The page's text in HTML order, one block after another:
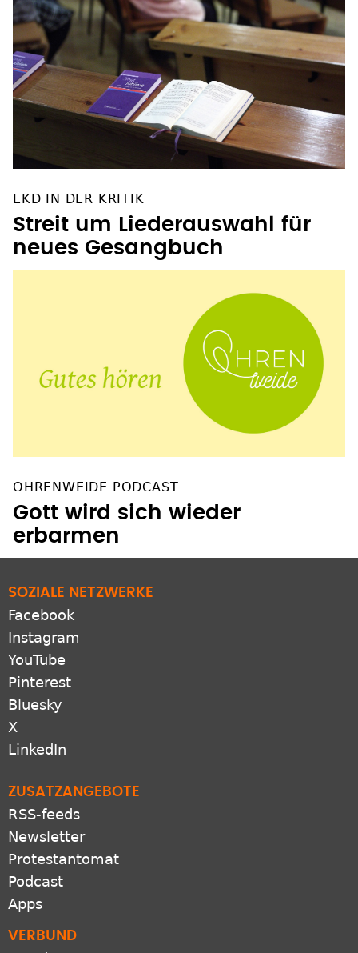
EKD IN DER KRITIK
Streit um Liederauswahl für
neues Gesangbuch
OHRENWEIDE PODCAST
Gott wird sich wieder
erbarmen
SOZIALE NETZWERKE
Facebook
Instagram
YouTube
Pinterest
Bluesky
X
LinkedIn
ZUSATZANGEBOTE
RSS-feeds
Newsletter
Protestantomat
Podcast
Apps
VERBUND